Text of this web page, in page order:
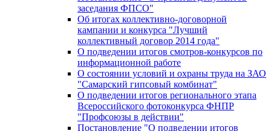
заседания ФПСО"
Об итогах коллективно-договорной
кампании и конкурса "Лучший
коллективный договор 2014 года"
О подведении итогов смотров-конкурсов по
информационной работе
О состоянии условий и охраны труда на ЗАО
"Самарский гипсовый комбинат"
О подведении итогов регионального этапа
Всероссийского фотоконкурса ФНПР
"Профсоюзы в действии"
Постановление "О подведении итогов